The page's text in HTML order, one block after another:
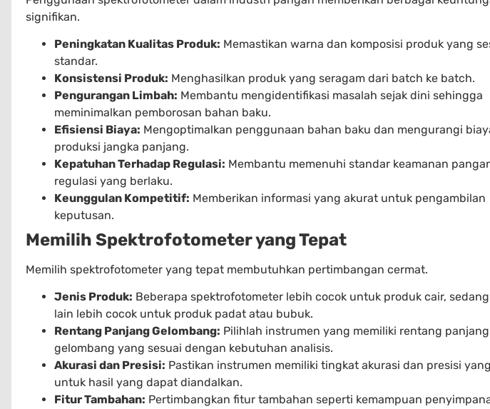
signifikan.
Peningkatan Kualitas Produk: Memastikan warna dan komposisi produk yang
standar.
Konsistensi Produk: Menghasilkan produk yang seragam dari batch ke batch.
Pengurangan Limbah: Membantu mengidentifikasi masalah sejak dini sehingga
meminimalkan pemborosan bahan baku.
Efisiensi Biaya: Mengoptimalkan penggunaan bahan baku dan mengurangi
produksi jangka panjang.
Kepatuhan Terhadap Regulasi: Membantu memenuhi standar keamanan
regulasi yang berlaku.
Keunggulan Kompetitif: Memberikan informasi yang akurat untuk pengambilan
keputusan.
Memilih Spektrofotometer yang Tepat
Memilih spektrofotometer yang tepat membutuhkan pertimbangan cermat.
Jenis Produk: Beberapa spektrofotometer lebih cocok untuk produk cair,
lain lebih cocok untuk produk padat atau bubuk.
Rentang Panjang Gelombang: Pilihlah instrumen yang memiliki rentang panjang
gelombang yang sesuai dengan kebutuhan analisis.
Akurasi dan Presisi: Pastikan instrumen memiliki tingkat akurasi dan presisi
untuk hasil yang dapat diandalkan.
Fitur Tambahan: Pertimbangkan fitur tambahan seperti kemampuan